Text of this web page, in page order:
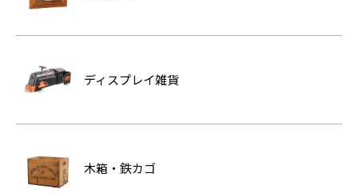
ディスプレイ雑貨
木箱・鉄カゴ